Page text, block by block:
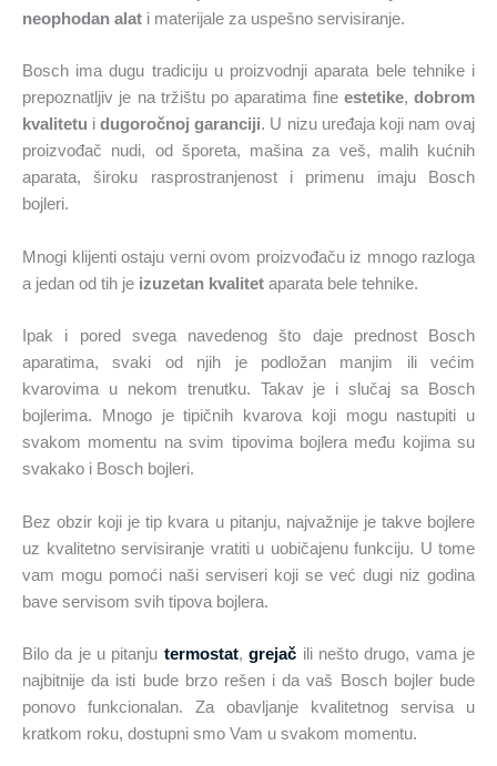
neophodan alat i materijale za uspešno servisiranje.
Bosch ima dugu tradiciju u proizvodnji aparata bele tehnike i
prepoznatljiv je na tržištu po aparatima fine estetike, dobrom
kvalitetu idugoročnoj garanciji. U nizu uređaja koji nam ovaj
proizvođač nudi, od šporeta, mašina za veš, malih kućnih
aparata, široku rasprostranjenost i primenu imaju Bosch
bojleri.
Mnogi klijenti ostaju verni ovom proizvođaču iz mnogo razloga
a jedan od tih je izuzetan kvalitet aparata bele tehnike.
Ipak i pored svega navedenog što daje prednost Bosch
aparatima, svaki od njih je podložan manjim ili većim
kvarovima u nekom trenutku. Takav je i slučaj sa Bosch
bojlerima. Mnogo je tipičnih kvarova koji mogu nastupiti u
svakom momentu na svim tipovima bojlera među kojima su
svakako i Bosch bojleri.
Bez obzir koji je tip kvara u pitanju, najvažnije je takve bojlere
uz kvalitetno servisiranje vratiti u uobičajenu funkciju. U tome
vam mogu pomoći naši serviseri koji se već dugi niz godina
bave servisom svih tipova bojlera.
Bilo da je u pitanju termostat,grejač ili nešto drugo, vama je
najbitnije da isti bude brzo rešen i da vaš Bosch bojler bude
ponovo funkcionalan. Za obavljanje kvalitetnog servisa u
kratkom roku, dostupni smo Vam u svakom momentu.